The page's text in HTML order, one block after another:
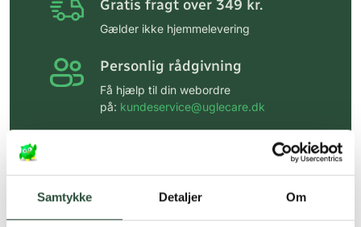
Samtykke Detaljer Om
Gratis fragt over 349 kr.
Gælder ikke hjemmelevering
Personlig rådgivning
Få hjælp til din webordre
på: kundeservice@uglecare.dk
Hurtig levering (30 min. i Kbh)
Faste lave priser*